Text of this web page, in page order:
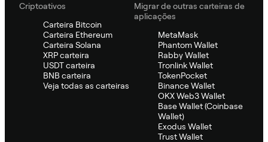
Criptoativos
Carteira Bitcoin
Carteira Ethereum
Carteira Solana
XRP carteira
USDT carteira
BNB carteira
Veja todas as carteiras
Migrar de outras carteiras de
aplicações
MetaMask
Phantom Wallet
Rabby Wallet
Tronlink Wallet
TokenPocket
Binance Wallet
OKX Web3 Wallet
Base Wallet (Coinbase
Wallet)
Exodus Wallet
Trust Wallet